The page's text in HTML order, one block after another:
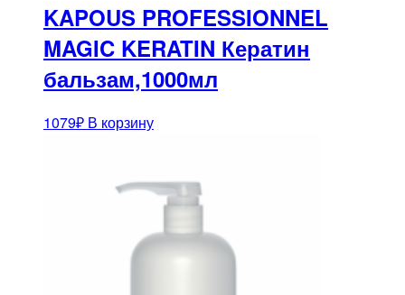
KAPOUS PROFESSIONNEL
MAGIC KERATIN Кератин
бальзам,1000мл
1079₽ В корзину